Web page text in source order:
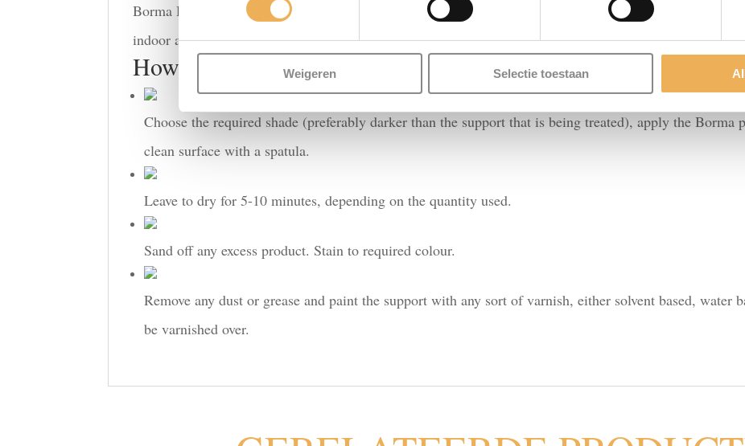
Weigeren Selectie toestaan
Borma Holzmasse wood filler. A quick-drying monocomponent potassium nitrate filler with a base of
indoor and outdoor.
How to use
Choose the required shade (preferably darker than the support that is being treated), apply the
clean surface with a spatula.
Leave to dry for 5-10 minutes, depending on the quantity used.
Sand off any excess product. Stain to required colour.
Remove any dust or grease and paint the support with any sort of varnish, either solvent based, water
be varnished over.